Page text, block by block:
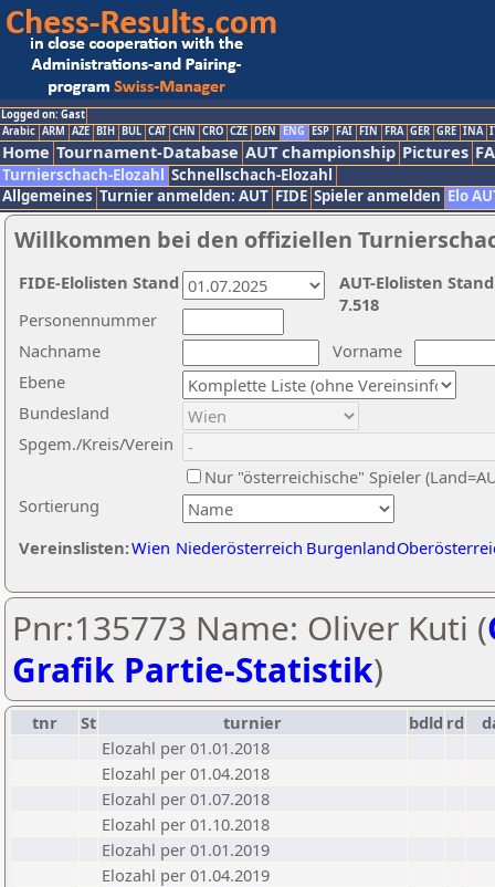
Logged on: Gast
Arabic ARM AZE BIH BUL CAT CHN CRO CZE DEN ENG ESP FAI FIN FRA GER GRE INA
Home Tournament-Database AUT championship Pictures
Turnierschach-Elozahl Schnellschach-Elozahl
Allgemeines Turnier anmelden: AUT FIDE Spieler anmelden Elo
Willkommen bei den offiziellen
Nachname
Vorname
Ebene
Sortierung
Personennummer
Bundesland
Spgem./Kreis/Verein
Nur "österreichische" Spieler
Vereinslisten:Wien Niederösterreich Burgenland
AUT-Elolisten
7.518
FIDE-Elolisten Stand
Pnr:135773 Name: Oliver Kuti (
Grafik Partie-Statistik)
tnr St turnier bdld rd
Elozahl per 01.01.2018
Elozahl per 01.04.2018
Elozahl per 01.07.2018
Elozahl per 01.10.2018
Elozahl per 01.01.2019
Elozahl per 01.04.2019